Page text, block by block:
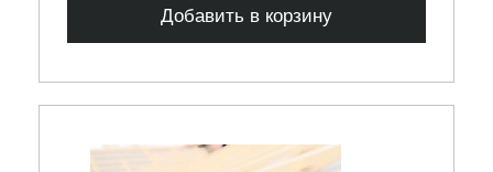
Добавить в корзину